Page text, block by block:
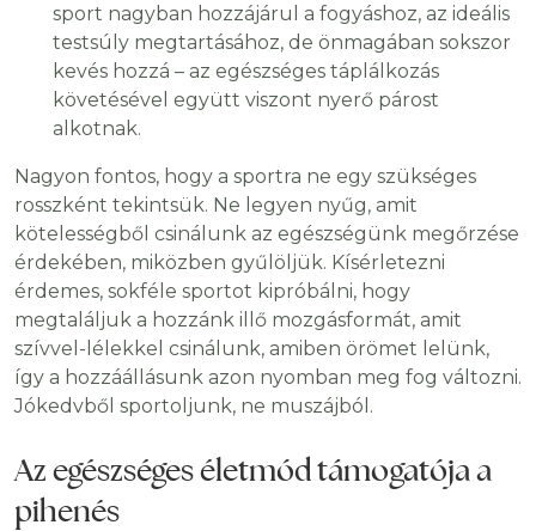
sport nagyban hozzájárul a fogyáshoz, az ideális
testsúly megtartásához, de önmagában sokszor
kevés hozzá – az egészséges táplálkozás
követésével együtt viszont nyerő párost
alkotnak.
Nagyon fontos, hogy a sportra ne egy szükséges
rosszként tekintsük. Ne legyen nyűg, amit
kötelességből csinálunk az egészségünk megőrzése
érdekében, miközben gyűlöljük. Kísérletezni
érdemes, sokféle sportot kipróbálni, hogy
megtaláljuk a hozzánk illő mozgásformát, amit
szívvel-lélekkel csinálunk, amiben örömet lelünk,
így a hozzáállásunk azon nyomban meg fog változni.
Jókedvből sportoljunk, ne muszájból.
Az egészséges életmód támogatója a
pihenés